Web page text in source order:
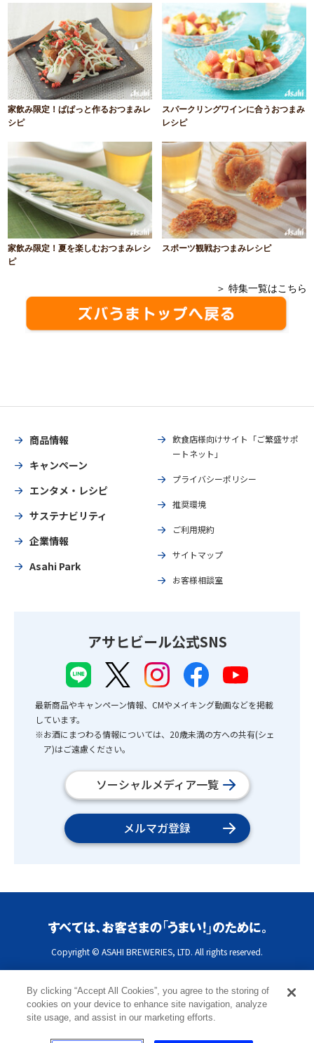
家飲み限定！ぱぱっと作るおつまみレ
シピ
スパークリングワインに合うおつまみ
レシピ
家飲み限定！夏を楽しむおつまみレシ
ピ
スポーツ観戦おつまみレシピ
＞ 特集一覧はこちら
商品情報
キャンペーン
エンタメ・レシピ
サステナビリティ
企業情報
Asahi Park
飲食店様向けサイト「ご繁盛サポ
ートネット」
プライバシーポリシー
推奨環境
ご利用規約
サイトマップ
お客様相談室
アサヒビール公式SNS
最新商品やキャンペーン情報、CMやメイキング動画などを掲載
しています。
※お酒にまつわる情報については、20歳未満の方への共有(シェ
ア)はご遠慮ください。
ソーシャルメディア一覧
メルマガ登録
Copyright © ASAHI BREWERIES, LTD. All rights reserved.
By clicking “Accept All Cookies”, you agree to the storing of
cookies on your device to enhance site navigation, analyze
site usage, and assist in our marketing efforts.